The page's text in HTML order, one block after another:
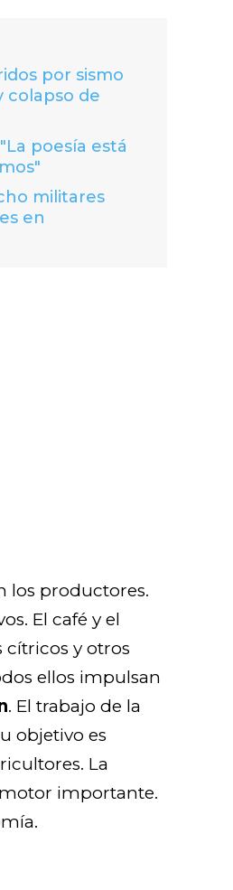
por sismo
colapso de
poesía está
militares
en
los productores.
El café y el
cítricos y otros
ellos impulsan
. El trabajo de la
objetivo es
La
importante.